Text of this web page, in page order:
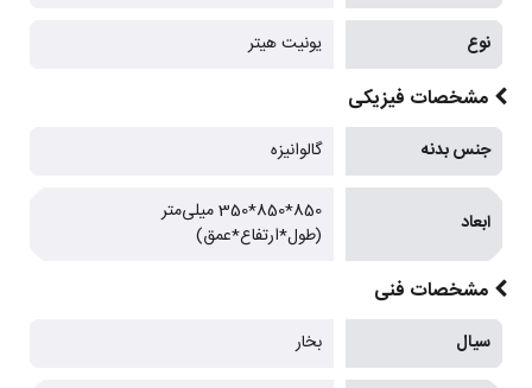
نوع یونیت هیتر
مشخصات فیزیکی
جنس بدنه گالوانیزه
ابعاد
850*850*350 میلی‌متر
(طول*ارتفاع*عمق)
مشخصات فنی
سیال بخار